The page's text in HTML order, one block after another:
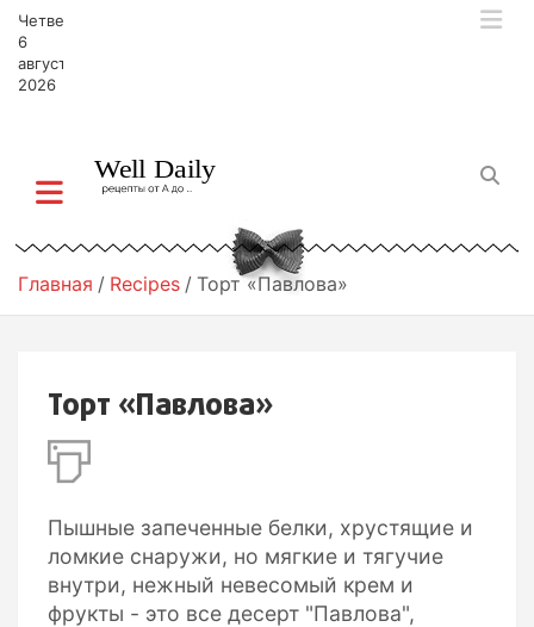
Четверг,
6
августа,
2026
Главная Recipes Торт «Павлова»
Торт «Павлова»
Пышные запеченные белки, хрустящие и
ломкие снаружи, но мягкие и тягучие
внутри, нежный невесомый крем и
фрукты - это все десерт "Павлова",